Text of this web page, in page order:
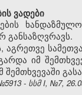
ვადები
განსაზღვრავს.
იმ
შემთხვევაში
- სსმ I, №7,